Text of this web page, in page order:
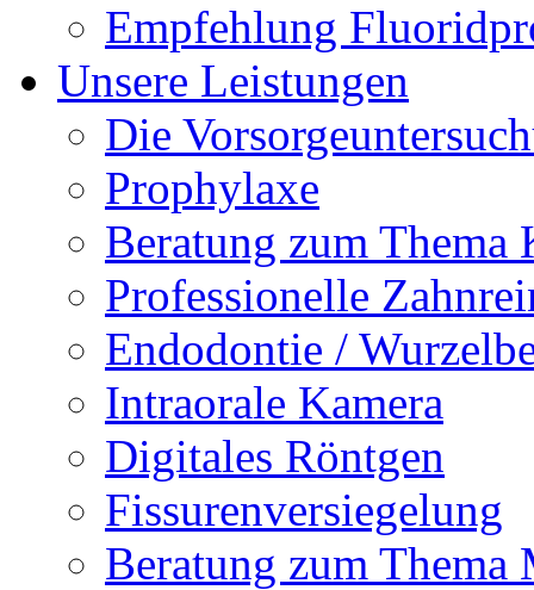
Empfehlung
Unsere Leistungen
Die
Prophylaxe
Beratung zum Thema
Professionelle
Endodontie /
Intraorale Kamera
Digitales Röntgen
Fissurenversiegelung
Beratung zum Thema